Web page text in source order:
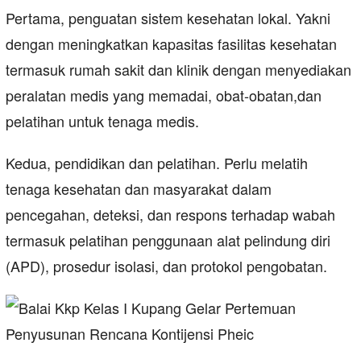
Pertama, penguatan sistem kesehatan lokal. Yakni
dengan meningkatkan kapasitas fasilitas kesehatan
termasuk rumah sakit dan klinik dengan menyediakan
peralatan medis yang memadai, obat-obatan,dan
pelatihan untuk tenaga medis.
Kedua, pendidikan dan pelatihan. Perlu melatih
tenaga kesehatan dan masyarakat dalam
pencegahan, deteksi, dan respons terhadap wabah
termasuk pelatihan penggunaan alat pelindung diri
(APD), prosedur isolasi, dan protokol pengobatan.